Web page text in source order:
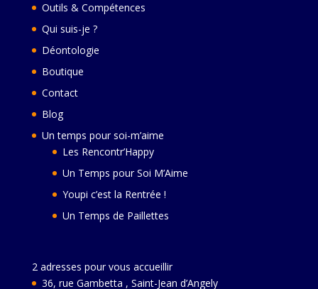
Outils & Compétences
Qui suis-je ?
Déontologie
Boutique
Contact
Blog
Un temps pour soi-m’aime
Les Rencontr’Happy
Un Temps pour Soi M’Aime
Youpi c’est la Rentrée !
Un Temps de Paillettes
2 adresses pour vous accueillir
36, rue Gambetta , Saint-Jean d’Angely